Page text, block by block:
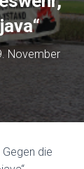
November
die